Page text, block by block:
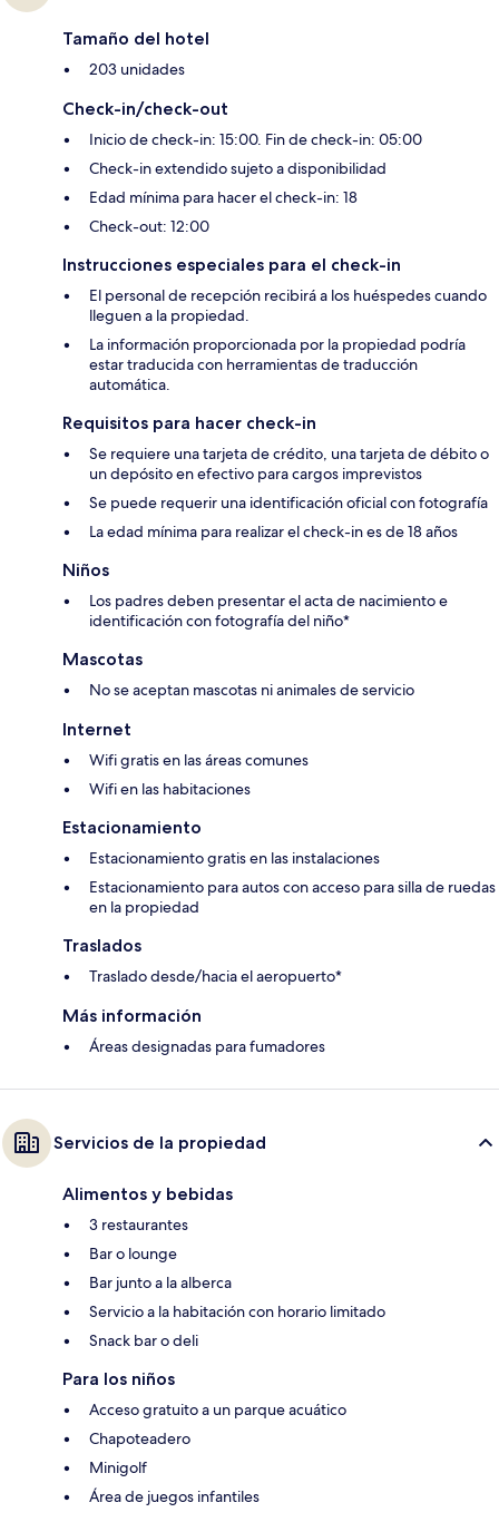
Tamaño del hotel
203 unidades
Check-in/check-out
Inicio de check-in: 15:00. Fin de check-in: 05:00
Check-in extendido sujeto a disponibilidad
Edad mínima para hacer el check-in: 18
Check-out: 12:00
Instrucciones especiales para el check-in
El personal de recepción recibirá a los huéspedes cuando
lleguen a la propiedad.
La información proporcionada por la propiedad podría
estar traducida con herramientas de traducción
automática.
Requisitos para hacer check-in
Se requiere una tarjeta de crédito, una tarjeta de débito o
un depósito en efectivo para cargos imprevistos
Se puede requerir una identificación oficial con fotografía
La edad mínima para realizar el check-in es de 18 años
Niños
Los padres deben presentar el acta de nacimiento e
identificación con fotografía del niño*
Mascotas
No se aceptan mascotas ni animales de servicio
Internet
Wifi gratis en las áreas comunes
Wifi en las habitaciones
Estacionamiento
Estacionamiento gratis en las instalaciones
Estacionamiento para autos con acceso para silla de ruedas
en la propiedad
Traslados
Traslado desde/hacia el aeropuerto*
Más información
Áreas designadas para fumadores
Servicios de la propiedad
Alimentos y bebidas
3 restaurantes
Bar o lounge
Bar junto a la alberca
Servicio a la habitación con horario limitado
Snack bar o deli
Para los niños
Acceso gratuito a un parque acuático
Chapoteadero
Minigolf
Área de juegos infantiles